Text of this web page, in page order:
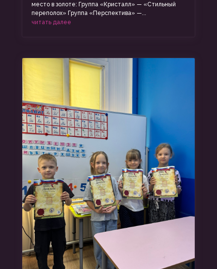
место в золоте: Группа «Кристалл» — «Стильный
переполох» Группа «Перспектива» —...
читать далее